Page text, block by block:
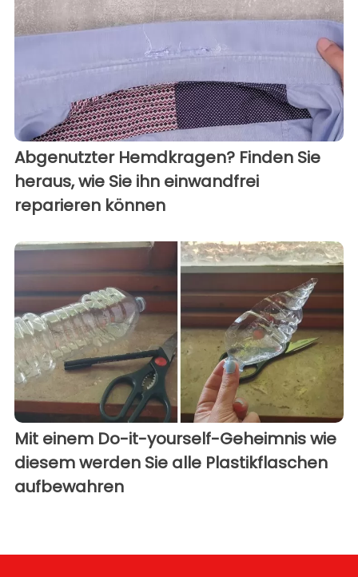
Abgenutzter Hemdkragen? Finden Sie
heraus, wie Sie ihn einwandfrei
reparieren können
Mit einem Do-it-yourself-Geheimnis wie
diesem werden Sie alle Plastikflaschen
aufbewahren